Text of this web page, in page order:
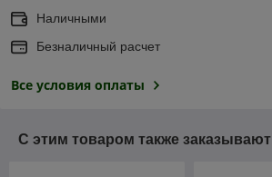
Наличными
Безналичный расчет
Все условия оплаты
С этим товаром также заказывают